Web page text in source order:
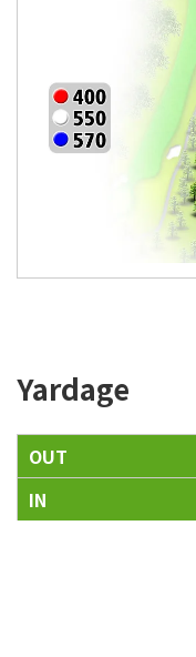
Yardage
OUT
IN